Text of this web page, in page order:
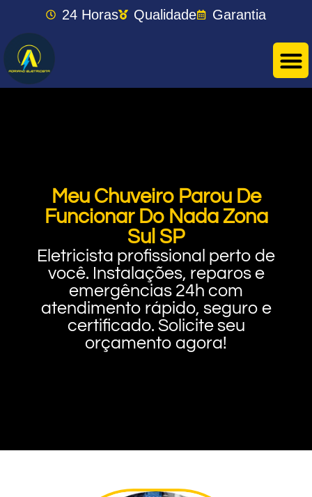
24 Horas Qualidade Garantia
Meu Chuveiro Parou De
Funcionar Do Nada Zona
Sul SP
Eletricista profissional perto de
você. Instalações, reparos e
emergências 24h com
atendimento rápido, seguro e
certificado. Solicite seu
orçamento agora!